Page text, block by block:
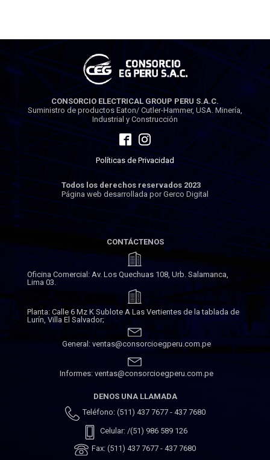
CONSORCIO ELECTRICAL GROUP PERU S.A.C.
Suministro de productos Eaton/ Cutler-Hammer, USA. Minería,
Industrial y Construcción
Políticas de Privacidad
Todos los derechos reservados 2023
Página web desarrollada por Gerco Digital
CONTÁCTENOS
Oficina Comercial: Av. Los Quechuas 108, Urb. Salamanca,
Lima 03.
Planta: Calle 6 Mz K Sublote A Las Vertientes de la tablada de
Lurín, Villa El Salvador;
General: ventas@consorcioegperu.com.pe
Informes: ventas@consorcioegperu.com.pe
DENOS UNA LLAMADA
Teléfono: (511) 437 7677 - 437 7680
Celular: /(51) 986 589 126
Fax: (511) 437 7677 - 437 7680